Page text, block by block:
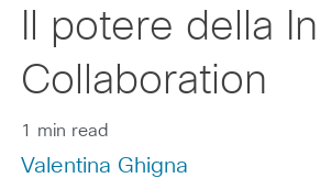
Il potere della
Collaboration
1 min read
Valentina Ghigna